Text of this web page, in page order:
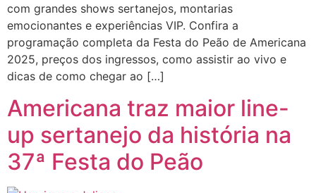
com grandes shows sertanejos, montarias
emocionantes e experiências VIP. Confira a
programação completa da Festa do Peão de Americana
2025, preços dos ingressos, como assistir ao vivo e
dicas de como chegar ao […]
Americana traz maior line-
up sertanejo da história na
37ª Festa do Peão